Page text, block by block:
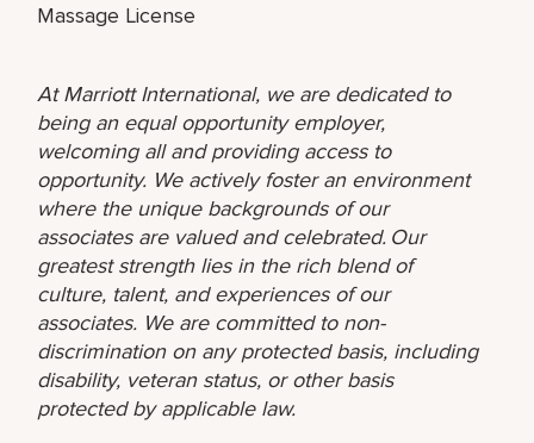
Massage License
At Marriott International, we are dedicated to
being an equal opportunity employer,
welcoming all and providing access to
opportunity. We actively foster an environment
where the unique backgrounds of our
associates are valued and celebrated. Our
greatest strength lies in the rich blend of
culture, talent, and experiences of our
associates. We are committed to non-
discrimination on any protected basis, including
disability, veteran status, or other basis
protected by applicable law.